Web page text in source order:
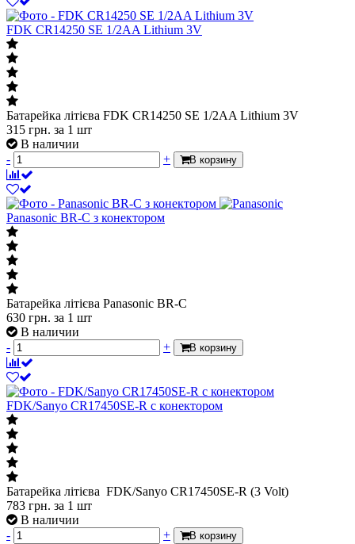
FDK CR14250 SE 1/2AA Lithium 3V
Батарейка літієва FDK CR14250 SE 1/2AA Lithium 3V
315 грн. за 1 шт
В наличии
-
+ В корзину
Panasonic BR-C з конектором
Батарейка літієва Panasonic BR-C
630 грн. за 1 шт
В наличии
-
+ В корзину
FDK/Sanyo CR17450SE-R с конектором
Батарейка літієва FDK/Sanyo CR17450SE-R (3 Volt)
783 грн. за 1 шт
В наличии
-
+ В корзину